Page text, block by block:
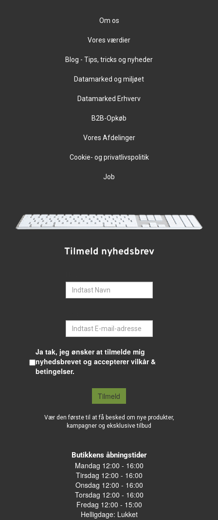
Om os
Vores værdier
Blog - Tips, tricks og nyheder
Datamarked og miljøet
Datamarked Erhverv
B2B-Opkøb
Vores Afdelinger
Cookie- og privatlivspolitik
Job
Tilmeld nyhedsbrev
Ja tak, jeg ønsker at tilmelde mig
nyhedsbrevet og accepterer vilkår &
betingelser.
Tilmeld
Vær den første til at få besked om nye produkter,
kampagner og eksklusive tilbud
Butikkens åbningstider
Mandag 12:00 - 16:00
Tirsdag 12:00 - 16:00
Onsdag 12:00 - 16:00
Torsdag 12:00 - 16:00
Fredag 12:00 - 15:00
Helligdage: Lukket